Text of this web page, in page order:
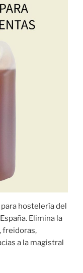
hostelería del
Elimina la
freidoras,
a la magistral